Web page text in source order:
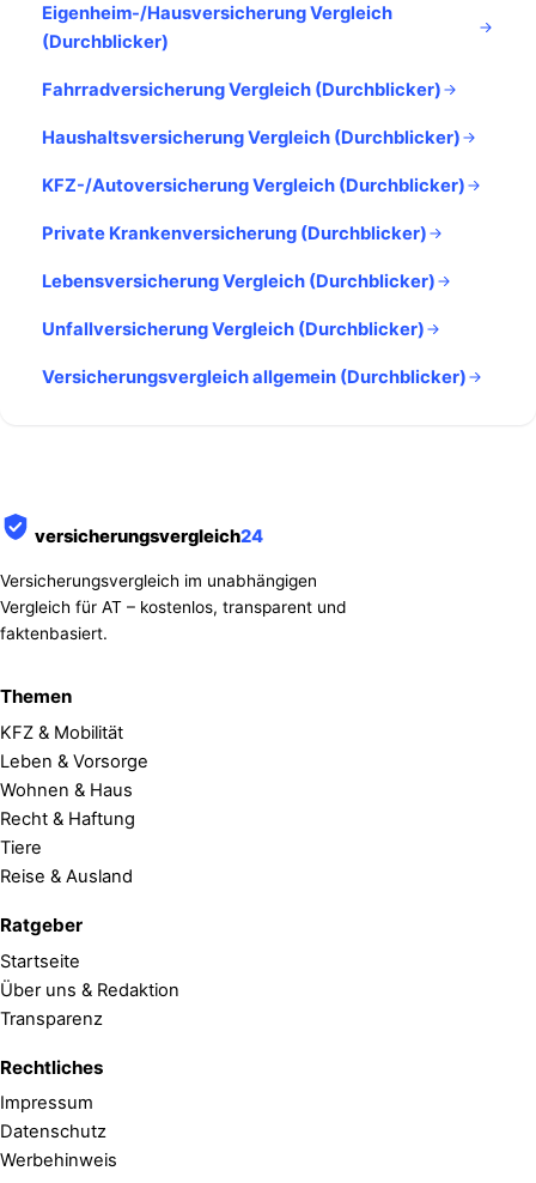
Eigenheim-/Hausversicherung Vergleich
(Durchblicker)
Fahrradversicherung Vergleich (Durchblicker)
Haushaltsversicherung Vergleich (Durchblicker)
KFZ-/Autoversicherung Vergleich (Durchblicker)
Private Krankenversicherung (Durchblicker)
Lebensversicherung Vergleich (Durchblicker)
Unfallversicherung Vergleich (Durchblicker)
Versicherungsvergleich allgemein (Durchblicker)
versicherungsvergleich24
Versicherungsvergleich im unabhängigen
Vergleich für AT – kostenlos, transparent und
faktenbasiert.
Themen
KFZ & Mobilität
Leben & Vorsorge
Wohnen & Haus
Recht & Haftung
Tiere
Reise & Ausland
Ratgeber
Startseite
Über uns & Redaktion
Transparenz
Rechtliches
Impressum
Datenschutz
Werbehinweis